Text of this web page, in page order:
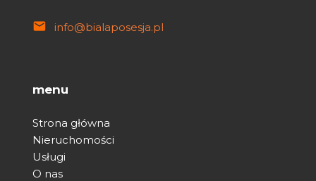
info@bialaposesja.pl
menu
Strona główna
Nieruchomości
Usługi
O nas